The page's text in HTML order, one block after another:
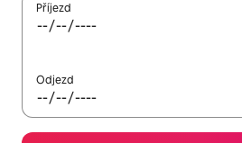
Příjezd
Odjezd